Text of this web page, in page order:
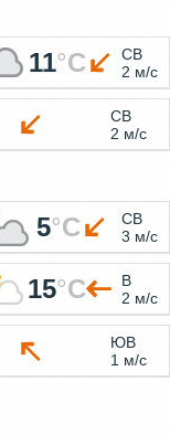
11°C
СВ
2 м/с
СВ
2 м/с
5°C
СВ
3 м/с
15°C
В
2 м/с
ЮВ
1 м/с